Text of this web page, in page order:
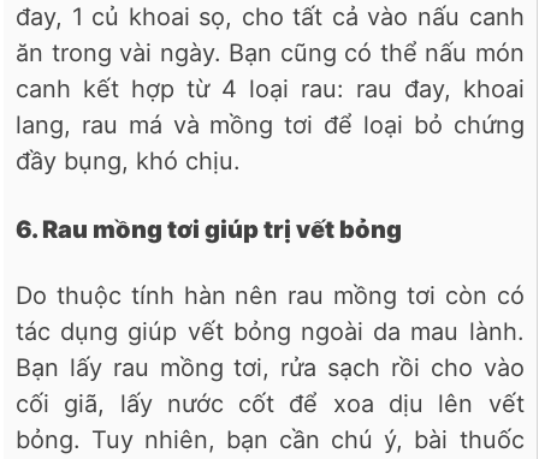
đay, 1 củ khoai sọ, cho tất cả vào nấu canh
ăn trong vài ngày. Bạn cũng có thể nấu món
canh kết hợp từ 4 loại rau: rau đay, khoai
lang, rau má và mồng tơi để loại bỏ chứng
đầy bụng, khó chịu.
6. Rau mồng tơi giúp trị vết bỏng
Do thuộc tính hàn nên rau mồng tơi còn có
tác dụng giúp vết bỏng ngoài da mau lành.
Bạn lấy rau mồng tơi, rửa sạch rồi cho vào
cối giã, lấy nước cốt để xoa dịu lên vết
bỏng. Tuy nhiên, bạn cần chú ý, bài thuốc